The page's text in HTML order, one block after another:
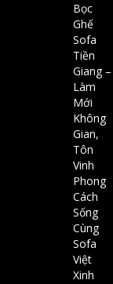
Bọc
Ghế
Sofa
Tiền
Giang –
Làm
Mới
Không
Gian,
Tôn
Vinh
Phong
Cách
Sống
Cùng
Sofa
Việt
Xinh